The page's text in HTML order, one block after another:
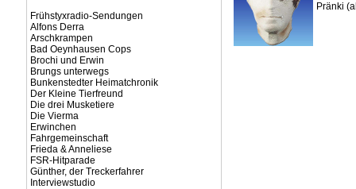
Frühstyxradio-Sendungen
Alfons Derra
Arschkrampen
Bad Oeynhausen Cops
Brochi und Erwin
Brungs unterwegs
Bunkenstedter Heimatchronik
Der Kleine Tierfreund
Die drei Musketiere
Die Vierma
Erwinchen
Fahrgemeinschaft
Frieda & Anneliese
FSR-Hitparade
Günther, der Treckerfahrer
Interviewstudio
Pränki